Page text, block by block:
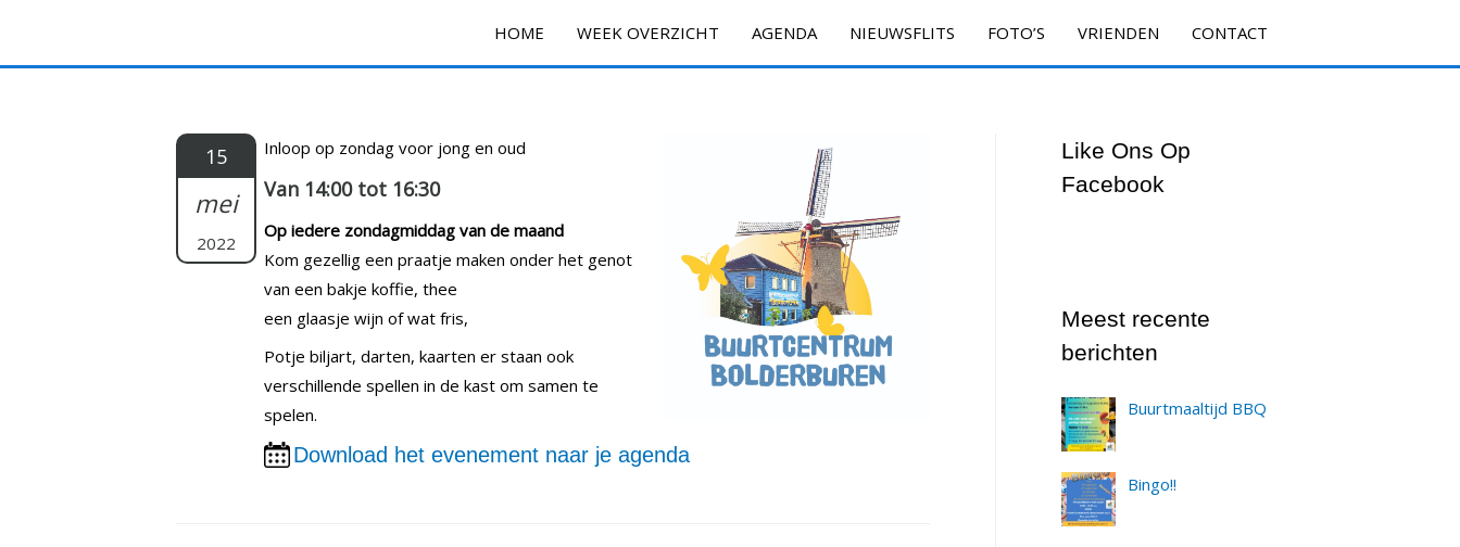
inhoud
HOME WEEK OVERZICHT AGENDA NIEUWSFLITS FOTO’S VRIENDEN CONTACT
15
mei
2022
Inloop op zondag voor jong en oud
Van 14:00 tot 16:30
Op iedere zondagmiddag van de maand
Kom gezellig een praatje maken onder het genot
van een bakje koffie, thee
een glaasje wijn of wat fris,
Potje biljart, darten, kaarten er staan ook
verschillende spellen in de kast om samen te
spelen.
Download het evenement naar je agenda
Like Ons Op
Facebook
Meest recente
berichten
Buurtmaaltijd BBQ
Bingo!!